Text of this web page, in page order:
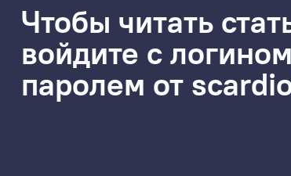
Чтобы читать
войдите с
паролем от